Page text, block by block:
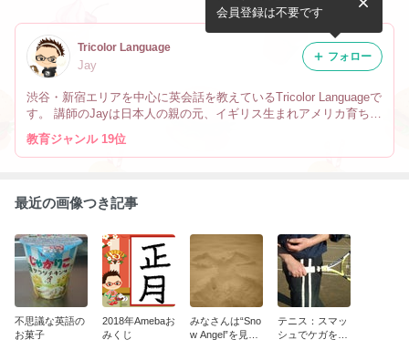
Tricolor Language
Jay
渋谷・新宿エリアを中心に英会話を教えているTricolor Languageで
す。 講師のJayは日本人の親の元、イギリス生まれアメリカ育ちで
す。 なので英会話だけでなく、文化や英語の微妙なニュアンスの
違い、海外生活の事も教えています。
会員登録は不要です
フォロー
教育ジャンル 19位
最近の画像つき記事
不思議な英語の
お菓子
2018年Amebaお
みくじ
みなさんは“Sno
w Angel”を見た
テニス：スマッ
シュでケガをし